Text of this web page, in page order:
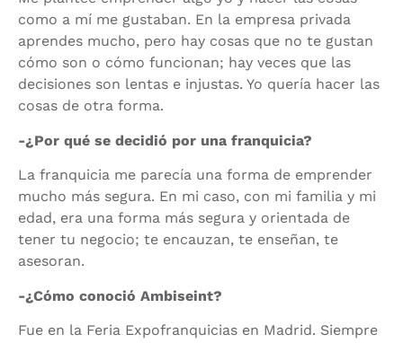
como a mí me gustaban. En la empresa privada
aprendes mucho, pero hay cosas que no te gustan
cómo son o cómo funcionan; hay veces que las
decisiones son lentas e injustas. Yo quería hacer las
cosas de otra forma.
-¿Por qué se decidió por una franquicia?
La franquicia me parecía una forma de emprender
mucho más segura. En mi caso, con mi familia y mi
edad, era una forma más segura y orientada de
tener tu negocio; te encauzan, te enseñan, te
asesoran.
-¿Cómo conoció Ambiseint?
Fue en la Feria Expofranquicias en Madrid. Siempre